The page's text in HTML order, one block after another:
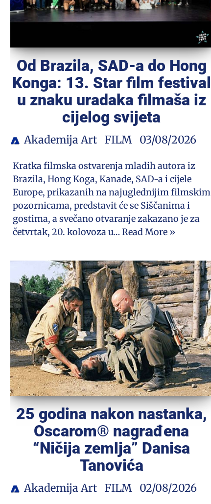
Od Brazila, SAD-a do Hong
Konga: 13. Star film festival
u znaku uradaka filmaša iz
cijelog svijeta
Akademija Art FILM 03/08/2026
Kratka filmska ostvarenja mladih autora iz
Brazila, Hong Koga, Kanade, SAD-a i cijele
Europe, prikazanih na najuglednijim filmskim
pozornicama, predstavit će se Siščanima i
gostima, a svečano otvaranje zakazano je za
četvrtak, 20. kolovoza u… Read More »
25 godina nakon nastanka,
Oscarom® nagrađena
“Ničija zemlja” Danisa
Tanovića
Akademija Art FILM 02/08/2026